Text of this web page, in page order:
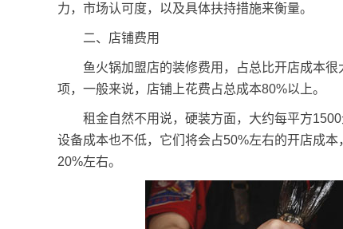
力，市场认可度，以及具体扶持措施来衡量。
二、店铺费用
鱼火锅加盟店的装修费用，占总比开店成本很
项，一般来说，店铺上花费占总成本80%以上。
租金自然不用说，硬装方面，大约每平方1500
设备成本也不低，它们将会占50%左右的开店成
20%左右。